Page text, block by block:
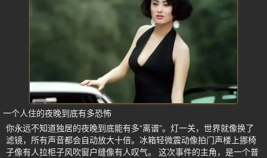
一个人住的夜晚到底有多恐怖
你永远不知道独居的夜晚到底能有多“离谱”。灯一关，世界就像换了
滤镜，所有声音都会自动放大十倍。冰箱轻微震动像拍门声楼上挪椅
子像有人拉柜子风吹窗户缝像有人叹气。 这次事件的主角，是一个普